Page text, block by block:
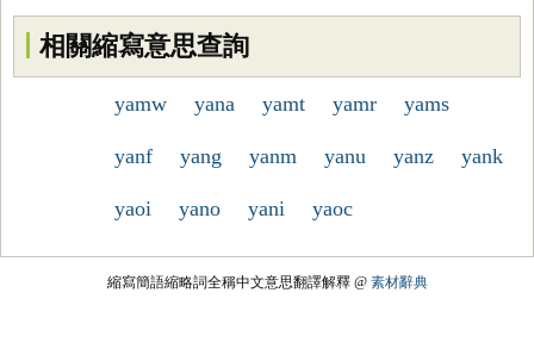
相關縮寫意思查詢
yamw yana yamt yamr yams
yanf yang yanm yanu yanz yank
yaoi yano yani yaoc
縮寫簡語縮略詞全稱中文意思翻譯解釋 @ 素材辭典